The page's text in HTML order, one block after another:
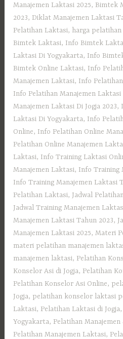
Manajemen Laktasi 2025, Bimtek
2023,Diklat Manajemen Laktasi
Pelatihan Laktasi, harga
Bimtek Laktasi, Info Bimtek
Laktasi Di Yogyakarta, Info
Bimtek Online Laktasi, Info
Manajemen Laktasi, Info
Info Pelatihan Manajemen Laktasi
Manajemen Laktasi Di Jogja 2023,
Laktasi Di Yogyakarta, Info
Online, Info Pelatihan Online
Pelatihan Online Manajemen
Laktasi, Info Training Laktasi
Manajemen Laktasi, Info Training
Info Training Manajemen Laktasi
Pelatihan Laktasi, Jadwal
Jadwal Training Manajemen
Manajemen Laktasi Tahun 2023,
Manajemen Laktasi 2025,Materi
materi pelatihan manajemen
manajemen laktasi, Pelatihan
Konselor Asi di Jogja, Pelatihan
Pelatihan Konselor Asi Online,
Jogja, pelatihan konselor laktasi
Laktasi, Pelatihan Laktasi di Jogja,
Yogyakarta, Pelatihan
Pelatihan Manajemen Laktasi,